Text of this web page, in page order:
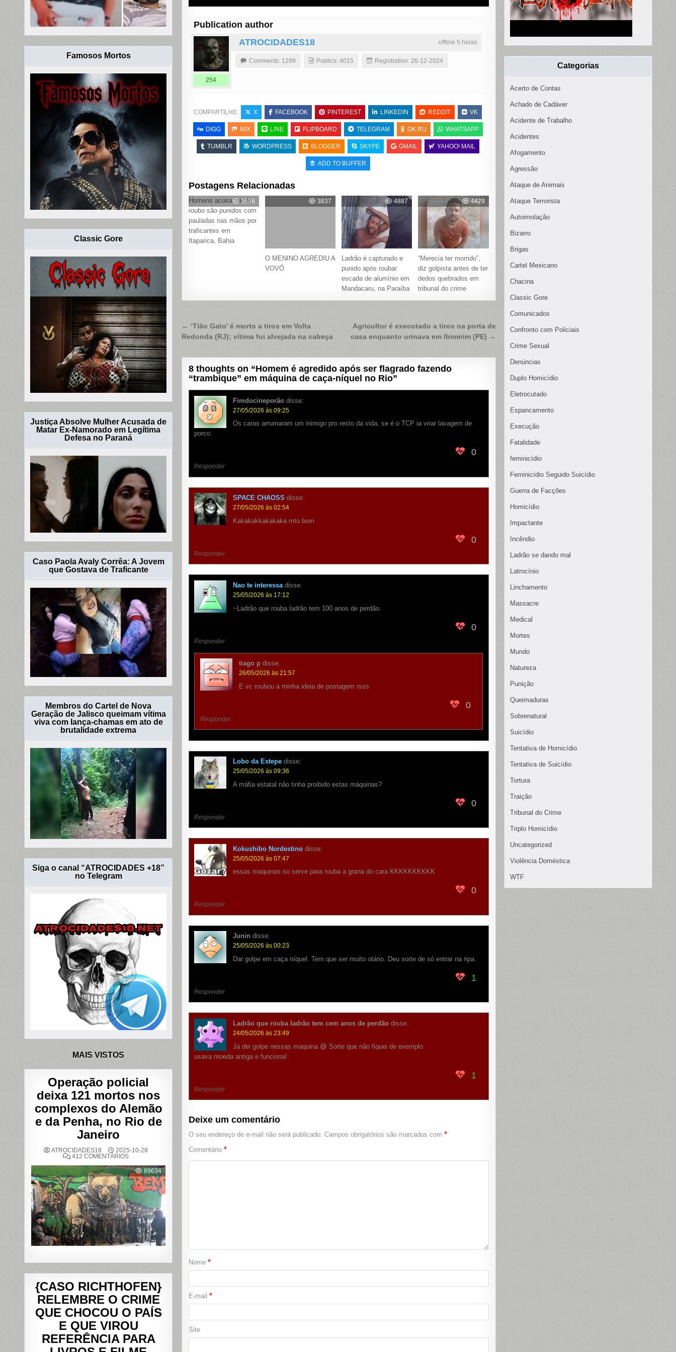
Publication author
offline 5 horas
ATROCIDADES18
254
Comments: 1299 Publics: 4015 Registration: 26-12-2024
COMPARTILHE: X FACEBOOK PINTEREST LINKEDIN REDDIT VK
DIGG MIX LINE FLIPBOARD TELEGRAM OK.RU WHATSAPP
TUMBLR WORDPRESS BLOGGER SKYPE GMAIL YAHOO! MAIL
ADD TO BUFFER
Postagens Relacionadas
1696
Homens acusados de
roubo são punidos com
pauladas nas mãos por
traficantes em
Itaparica, Bahia
3837
O MENINO AGREDIU A
VOVÓ
4887
Ladrão é capturado e
punido após roubar
escada de alumínio em
Mandacaru, na Paraíba
4429
“Merecia ter morrido”,
diz golpista antes de ter
dedos quebrados em
tribunal do crime
Navegação
de
Post
Agricultor é executado a tiros na porta de
casa enquanto urinava em Ibimirim (PE) →
← ‘Tião Gato’ é morto a tiros em Volta
Redonda (RJ); vítima foi alvejada na cabeça
8 thoughts on “Homem é agredido após ser flagrado fazendo
“trambique” em máquina de caça-níquel no Rio”
Fimdocineporão disse:
27/05/2026 às 09:25
Os caras arrumaram um inimigo pro resto da vida, se é o TCP ia virar lavagem de
porco.
0
Responder
SPACE CHAOSS disse:
27/05/2026 às 02:54
Kakakakkakakaka mto bom
0
Responder
Nao te interessa disse:
25/05/2026 às 17:12
~Ladrão que rouba ladrão tem 100 anos de perdão.
0
Responder
tiago p disse:
26/05/2026 às 21:57
E vc roubou a minha ideia de postagem rsss
0
Responder
Lobo da Estepe disse:
25/05/2026 às 09:36
A máfia estatal não tinha proibido estas máquinas?
0
Responder
Kokushibo Nordestino disse:
25/05/2026 às 07:47
essas maquinas so serve para rouba a grana do cara KKKKKKKKKK
0
Responder
Junin disse:
25/05/2026 às 00:23
Dar golpe em caça níquel. Tem que ser muito otário. Deu sorte de só entrar na ripa.
1
Responder
Ladrão que rouba ladrão tem cem anos de perdão disse:
24/05/2026 às 23:49
Já dei golpe nessas maquina 😅 Sorte que não fiquei de exemplo
usava moeda antiga e funciona!
1
Responder
Deixe um comentário
O seu endereço de e-mail não será publicado. Campos obrigatórios são marcados com *
Comentário *
Nome *
E-mail *
Site
Famosos Mortos
Classic Gore
Justiça Absolve Mulher Acusada de
Matar Ex-Namorado em Legítima
Defesa no Paraná
Caso Paola Avaly Corrêa: A Jovem
que Gostava de Traficante
Membros do Cartel de Nova
Geração de Jalisco queimam vítima
viva com lança-chamas em ato de
brutalidade extrema
Siga o canal “ATROCIDADES +18”
no Telegram
MAIS VISTOS
Operação policial
deixa 121 mortos nos
complexos do Alemão
e da Penha, no Rio de
Janeiro
ATROCIDADES18
2025-10-28
412 COMENTÁRIOSEM
POLICIAL
DEIXA
121
MORTOS
NOS
COMPLEXOS
DO
ALEMÃO
E
DA
PENHA,
NO
RIO
DE
89634
{CASO RICHTHOFEN}
RELEMBRE O CRIME
QUE CHOCOU O PAÍS
E QUE VIROU
REFERÊNCIA PARA
Categorias
Acerto de Contas
Achado de Cadáver
Acidente de Trabalho
Acidentes
Afogamento
Agressão
Ataque de Animais
Ataque Terrorista
Autoimolação
Bizarro
Brigas
Cartel Mexicano
Chacina
Classic Gore
Comunicados
Confronto com Policiais
Crime Sexual
Denúncias
Duplo Homicídio
Eletrocutado
Espancamento
Execução
Fatalidade
feminicídio
Feminicídio Seguido Suicídio
Guerra de Facções
Homicídio
Impactante
Incêndio
Ladrão se dando mal
Latrocínio
Linchamento
Massacre
Medical
Mortes
Mundo
Natureza
Punição
Queimaduras
Sobrenatural
Suicídio
Tentativa de Homicídio
Tentativa de Suicídio
Tortura
Traição
Tribunal do Crime
Triplo Homicídio
Uncategorized
Violência Doméstica
WTF